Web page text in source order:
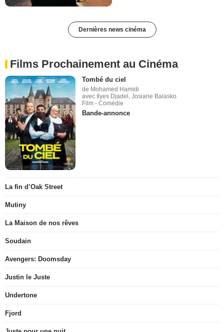
Dernières news cinéma
Films Prochainement au Cinéma
Tombé du ciel
de Mohamed Hamidi
avec Ilyes Djadel, Josiane Balasko
Film - Comédie
Bande-annonce
La fin d’Oak Street
Mutiny
La Maison de nos rêves
Soudain
Avengers: Doomsday
Justin le Juste
Undertone
Fjord